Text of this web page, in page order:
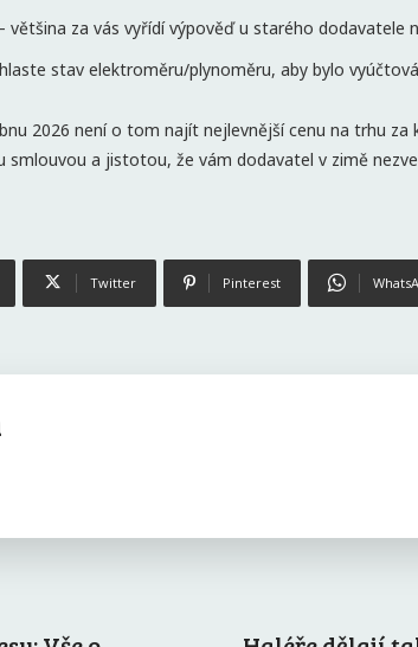
většina za vás vyřídí výpověď u starého dodavatele
stav elektroměru/plynoměru, aby bylo
2026 není o tom najít nejlevnější cenu na trhu za
a jistotou, že vám dodavatel v zimě
Twitter Pinterest